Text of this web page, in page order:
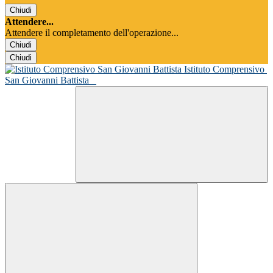
Chiudi
Attendere...
Attendere il completamento dell'operazione...
Chiudi
Chiudi
Istituto Comprensivo
San Giovanni Battista